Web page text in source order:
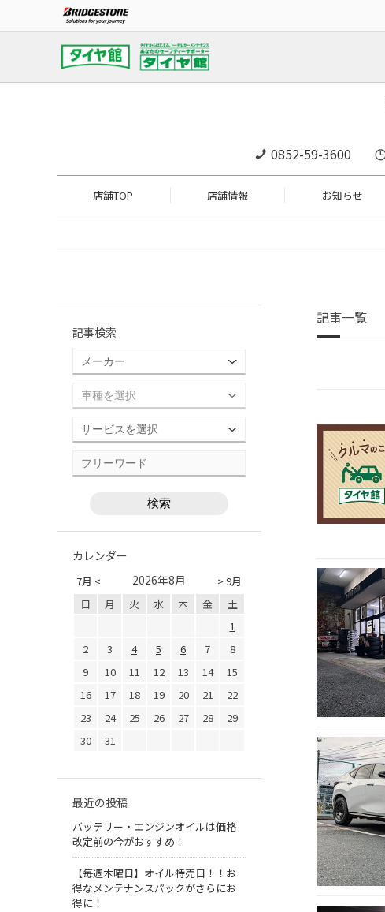
0852-59-3600
店舗TOP 店舗情報 お知らせ
記事一覧
記事検索
カレンダー
7月 < > 9月
2026年8月
日 月 火 水 木 金
土
1
2
3 4 5 6 7
8
9
10 11 12 13 14
15
16
17 18 19 20 21
22
23
24 25 26 27 28
29
30
31
最近の投稿
バッテリー・エンジンオイルは価格
改定前の今がおすすめ！
【毎週木曜日】オイル特売日！！お
得なメンテナンスパックがさらにお
得に！